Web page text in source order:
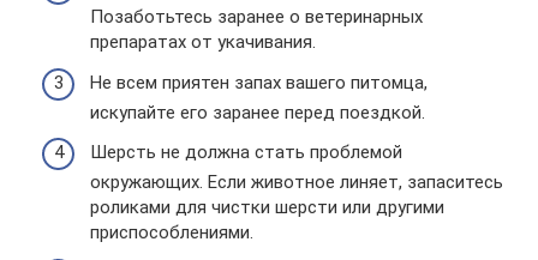
Позаботьтесь заранее о ветеринарных
препаратах от укачивания.
Не всем приятен запах вашего питомца,
искупайте его заранее перед поездкой.
Шерсть не должна стать проблемой
окружающих. Если животное линяет, запаситесь
роликами для чистки шерсти или другими
приспособлениями.